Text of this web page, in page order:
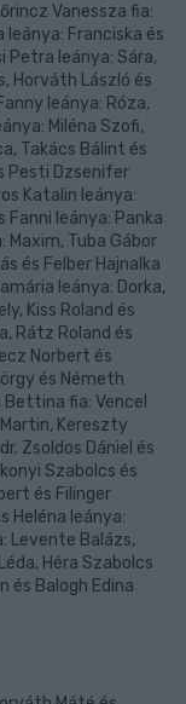
Vanessza fia:
leánya: Franciska és
Petra leánya: Sára,
Horváth László és
leánya: Róza,
Miléna Szofi,
Takács Bálint és
Pesti Dzsenifer
Katalin leánya:
Fanni leánya: Panka
Maxim, Tuba Gábor
és Felber Hajnalka
leánya: Dorka,
Kiss Roland és
Rátz Roland és
Norbert és
és Németh
Bettina fia: Vencel
Kereszty
Zsoldos Dániel és
Szabolcs és
és Filinger
Heléna leánya:
Levente Balázs,
Héra Szabolcs
és Balogh Edina